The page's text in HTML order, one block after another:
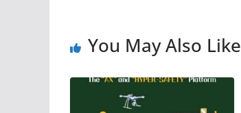
You May Also Like